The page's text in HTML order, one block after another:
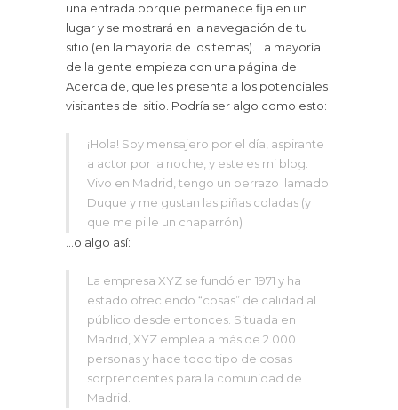
una entrada porque permanece fija en un
lugar y se mostrará en la navegación de tu
sitio (en la mayoría de los temas). La mayoría
de la gente empieza con una página de
Acerca de, que les presenta a los potenciales
visitantes del sitio. Podría ser algo como esto:
¡Hola! Soy mensajero por el día, aspirante
a actor por la noche, y este es mi blog.
Vivo en Madrid, tengo un perrazo llamado
Duque y me gustan las piñas coladas (y
que me pille un chaparrón)
…o algo así:
La empresa XYZ se fundó en 1971 y ha
estado ofreciendo “cosas” de calidad al
público desde entonces. Situada en
Madrid, XYZ emplea a más de 2.000
personas y hace todo tipo de cosas
sorprendentes para la comunidad de
Madrid.